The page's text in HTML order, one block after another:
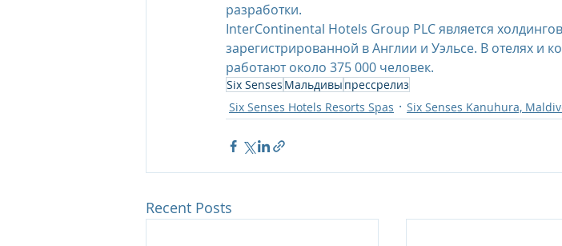
разработки.
InterContinental Hotels Group PLC является
зарегистрированной в Англии и Уэльсе. В отелях и
работают около 375 000 человек.
Six Senses Мальдивы прессрелиз
Six Senses Hotels Resorts Spas
Six Senses Kanuhura,
Recent Posts